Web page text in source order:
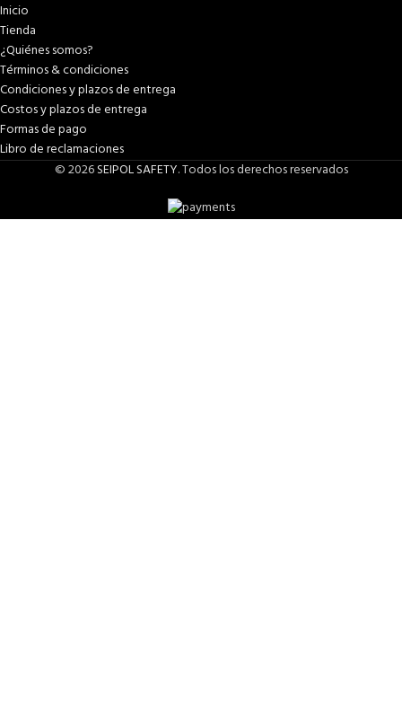
Inicio
Tienda
¿Quiénes somos?
Términos & condiciones
Condiciones y plazos de entrega
Costos y plazos de entrega
Formas de pago
Libro de reclamaciones
© 2026SEIPOL SAFETY. Todos los derechos reservados